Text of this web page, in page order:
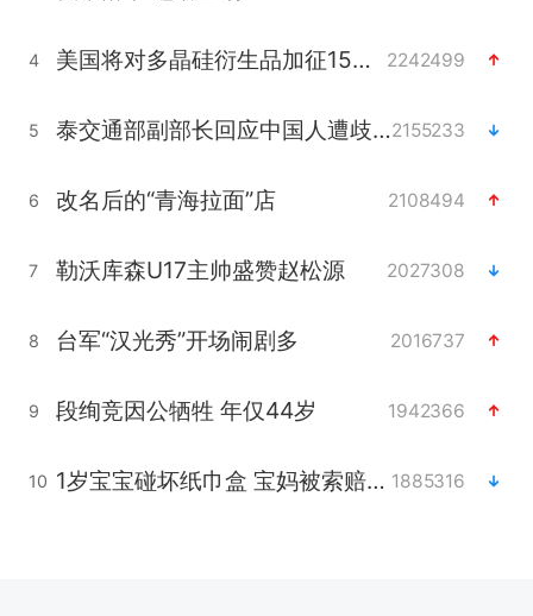
4 美国将对多晶硅衍生品加征15%关税 2242499
5 泰交通部副部长回应中国人遭歧视手势2155233
6 改名后的“青海拉面”店 2108494
7 勒沃库森U17主帅盛赞赵松源 2027308
8 台军“汉光秀”开场闹剧多 2016737
9 段绚竞因公牺牲 年仅44岁 1942366
10 1岁宝宝碰坏纸巾盒 宝妈被索赔924元 1885316